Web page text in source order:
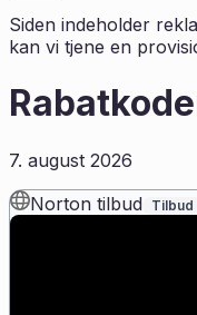
Siden indeholder
kan vi tjene en
7. august 2026
Norton tilbud Tilbud